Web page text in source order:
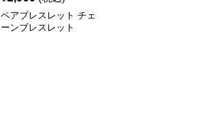
ペアブレスレット チェ
ーンブレスレット